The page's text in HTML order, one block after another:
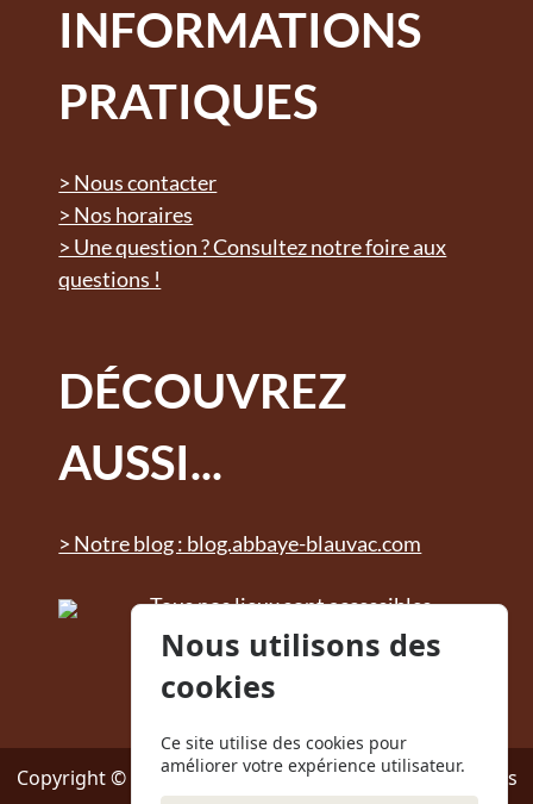
INFORMATIONS
PRATIQUES
> Nous contacter
> Nos horaires
> Une question ? Consultez notre foire aux
questions !
DÉCOUVREZ
AUSSI...
> Notre blog : blog.abbaye-blauvac.com
Tous nos lieux sont accessibles
aux personnes à mobilité
réduite. Des sanitaires adaptés
sont à disposition.
Copyright © 2024 - Abbaye Notre-Dame de Bon Secours
Nous utilisons des
cookies
Ce site utilise des cookies pour
améliorer votre expérience utilisateur.